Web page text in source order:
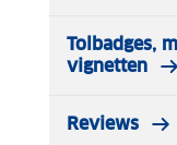
Tolbadges,
vignetten
Reviews